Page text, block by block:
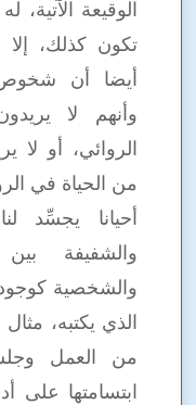
الوقيعة
تكون كذلك، إلا
أيضا أن شخوص
وأنهم لا
الروائي، أو لا
من الحياة في
أحيانا يجسِّد
والشفيفة
والشخصية
الذي يكتبه،
من العمل
ابتسامتها على